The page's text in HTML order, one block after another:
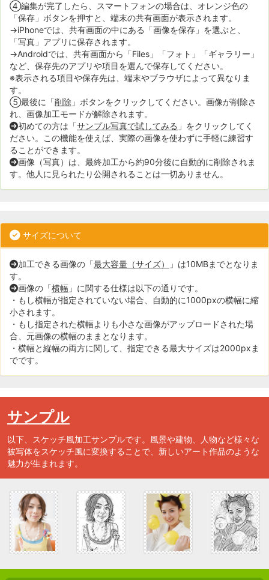
④編集が完了したら、スマートフォンの場合は、オレンジ色の
「保存」ボタンを押すと、端末の共有画面が表示されます。
→iPhoneでは、共有画面の中にある「画像を保存」を選ぶと、
「写真」アプリに保存されます。
→Androidでは、共有画面から「Files」「フォト」「ギャラリー」
など、保存先のアプリや項目を選んで保存してください。
※表示される項目や保存先は、端末やブラウザによって異なりま
す。
⑤最後に「削除 」ボタンをクリックしてください。画像が削除さ
れ、画像加工モードが解除されます。
初めての方は「サンプル写真で試してみる 」をクリックしてく
ださい。この機能を使えば、実際の画像を使わずに手軽に練習す
ることができます。
画像（写真）は、最終加工から約90分後に自動的に削除されま
す。他人に見られたり公開されることは一切ありません。
サイズについて
加工できる画像の「最大容量（サイズ）
」は10MBまでとなりま
す。
画像の「横幅 」に関する仕様は以下の通りです。
・もし横幅が指定されていない場合、自動的に1000pxの横幅に縮
小されます。
・もし指定された横幅よりも小さな画像がアップロードされた場
合、元画像の横幅のままとなります。
・横幅と縦幅の両方に関して、指定できる最大サイズは2000pxま
でです。
サンプル
以下、スケッチ風加工サンプルです。風景や建物、人物など様々な
被写体をスケッチ風に変換することで、新しいアート作品のような
魅力が生まれます。